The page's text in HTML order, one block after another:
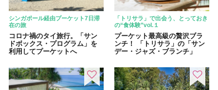
シンガポール経由プーケット7日滞
在の旅
コロナ禍のタイ旅行。「サン
ドボックス・プログラム」を
利用してプーケットへ
「トリサラ」で出会う、とっておき
の“食体験”vol.１
プーケット最高級の贅沢ブラ
ンチ！ 「トリサラ」の「サン
デー・ジャズ・ブランチ」